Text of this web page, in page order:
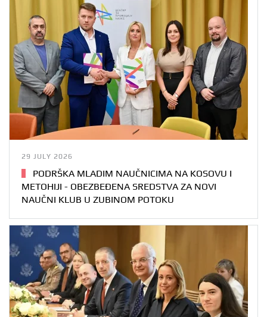
29 JULY 2026
PODRŠKA MLADIM NAUČNICIMA NA KOSOVU I
METOHIJI - OBEZBEĐENA SREDSTVA ZA NOVI
NAUČNI KLUB U ZUBINOM POTOKU